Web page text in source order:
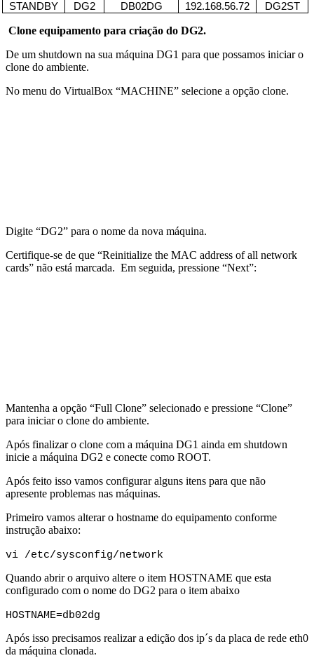
STANDBY
DG2 DB02DG 192.168.56.72 DG2ST
Clone equipamento para criação do DG2.
De um shutdown na sua máquina DG1 para que possamos iniciar o
clone do ambiente.
No menu do VirtualBox “MACHINE” selecione a opção clone.
Digite “DG2” para o nome da nova máquina.
Certifique-se de que “Reinitialize the MAC address of all network
cards” não está marcada. Em seguida, pressione “Next”:
Mantenha a opção “Full Clone” selecionado e pressione “Clone”
para iniciar o clone do ambiente.
Após finalizar o clone com a máquina DG1 ainda em shutdown
inicie a máquina DG2 e conecte como ROOT.
Após feito isso vamos configurar alguns itens para que não
apresente problemas nas máquinas.
Primeiro vamos alterar o hostname do equipamento conforme
instrução abaixo:
vi /etc/sysconfig/network
Quando abrir o arquivo altere o item HOSTNAME que esta
configurado com o nome do DG2 para o item abaixo
HOSTNAME=db02dg
Após isso precisamos realizar a edição dos ip´s da placa de rede eth0
da máquina clonada.